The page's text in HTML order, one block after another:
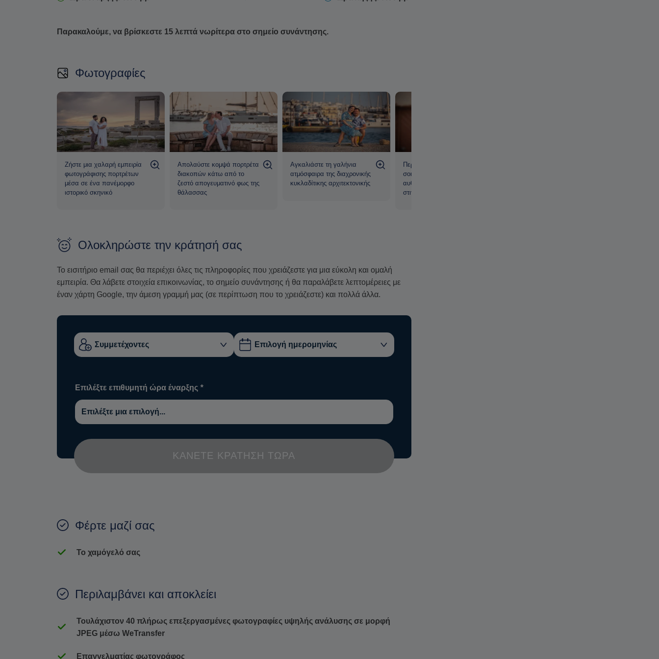
Παρακαλούμε, να βρίσκεστε 15 λεπτά νωρίτερα στο σημείο συνάντησης.
Φωτογραφίες
Ζήστε μια χαλαρή εμπειρία
φωτογράφισης πορτρέτων
μέσα σε ένα πανέμορφο
ιστορικό σκηνικό
Απολαύστε κομψά πορτρέτα
διακοπών κάτω από το
ζεστό απογευματινό φως της
θάλασσας
Αγκαλιάστε τη γαλήνια
ατμόσφαιρα της διαχρονικής
κυκλαδίτικης αρχιτεκτονικής
Περπατήστε στα λευκά
σοκάκια και αποτυπώστε
αυθεντικές ταξιδιωτικές
στιγμές
Ολοκληρώστε την κράτησή σας
Το εισιτήριο email σας θα περιέχει όλες τις πληροφορίες που χρειάζεστε για μια εύκολη και ομαλή
εμπειρία. Θα λάβετε στοιχεία επικοινωνίας, το σημείο συνάντησης ή θα παραλάβετε λεπτομέρειες με
έναν χάρτη Google, την άμεση γραμμή μας (σε περίπτωση που το χρειάζεστε) και πολλά άλλα.
Επιλέξτε επιθυμητή ώρα έναρξης *
ΚΆΝΕΤΕ ΚΡΆΤΗΣΗ ΤΏΡΑ
Φέρτε μαζί σας
Το χαμόγελό σας
Περιλαμβάνει και αποκλείει
Τουλάχιστον 40 πλήρως επεξεργασμένες φωτογραφίες υψηλής ανάλυσης σε μορφή
JPEG μέσω WeTransfer
Επαγγελματίας φωτογράφος